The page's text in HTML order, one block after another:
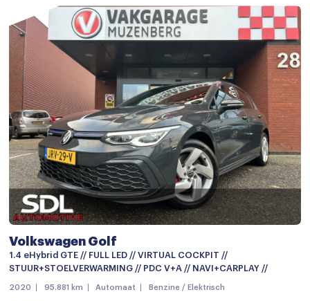
Volkswagen Golf
1.4 eHybrid GTE // FULL LED // VIRTUAL COCKPIT //
STUUR+STOELVERWARMING // PDC V+A // NAVI+CARPLAY //
2020 95.881 km Automaat Benzine / Elektrisch